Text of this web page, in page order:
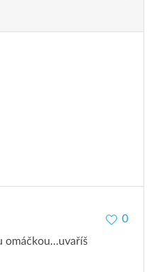
0
omáčkou…uvaříš